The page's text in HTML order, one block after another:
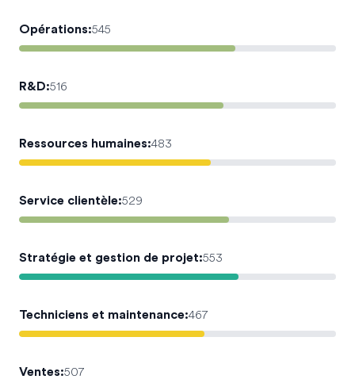
Opérations:545
R&D:516
Ressources humaines:483
Service clientèle:529
Stratégie et gestion de projet:553
Techniciens et maintenance:467
Ventes:507